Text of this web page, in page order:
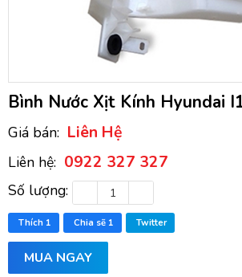
Bình Nước Xịt Kính Hyundai
Giá bán: Liên Hệ
Liên hệ: 0922 327 327
Số lượng:
Thích 1 Chia sẽ 1 Twitter
MUA NGAY